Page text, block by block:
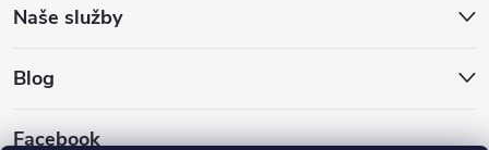
Naše služby
Blog
Facebook